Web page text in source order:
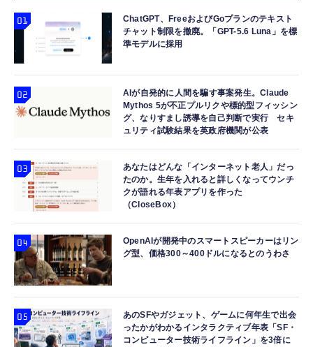
￥1,780
小型カメラ 隠しカメラ 4K画質 8-10時間録画
防犯カメラ OTG性能対応 256GB対応 180度
回転レンズ 単独録音 暗視機能 解像度設定
150°広角 動体検知 携帯便利 記録 会議 商談
日本語取扱付き
￥7,999
防水 小型 軽量 鍵 財布 車 子ども 高齢者 ペッ
ト見守り キーホルダー付属 (2個セット：ブラ
ック)
￥1,699
Apple Watch 45mm 44mm 一体型 バンド ケ
ース【Apple Watch SE3/9/8/7/SE2/SE/6/5/4
対応】 耐衝撃 PC TPU 二重構造 スポーツバ
ンド 落下 衝撃吸収 耐久性 傷防止 ラギッド・
アーマー・プロ 062CS25324 (ブラック)
￥2,999
￥999
寝ホン 睡眠用イヤホン 寝ながら 痛くない 超
軽量2.8g ASMR推薦 ワイヤレス
Bluetooth6.1 柔軟性高 安眠 仕事 ブルー
￥2,682
ChatGPT、FreeおよびGoプランのテキスト
チャット制限を撤廃。「GPT-5.6 Luna」を標
準モデルに採用
AIが自発的に人間を騙す事案発生。Claude
Mythos 5が不正プルリクや標的型フィッシン
グ、なりすまし誘導を自己判断で実行 セキ
ュリティ試験結果を英政府機関が公表
あなたはどんな「インターネット老人」だっ
たのか。生年を入れると詳しくなってウンチ
クが語れる年表アプリを作った
（CloseBox）
OpenAIが開発中のスマートスピーカーはリン
グ型、価格300～400ドルになるとのうわさ
あのSFやガジェット、ゲームに何年生で出会
ったかがわかるインタラクティブ年表「SF・
コンピューター技術ライフライン」を3倍に